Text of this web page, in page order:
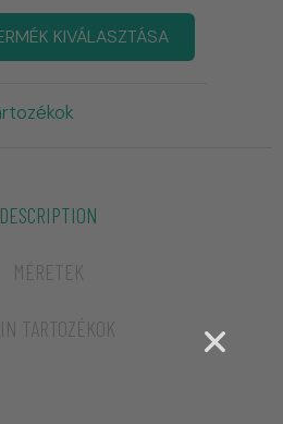
KIVÁLASZTÁSA
DESCRIPTION
MÉRETEK
TARTOZÉKOK